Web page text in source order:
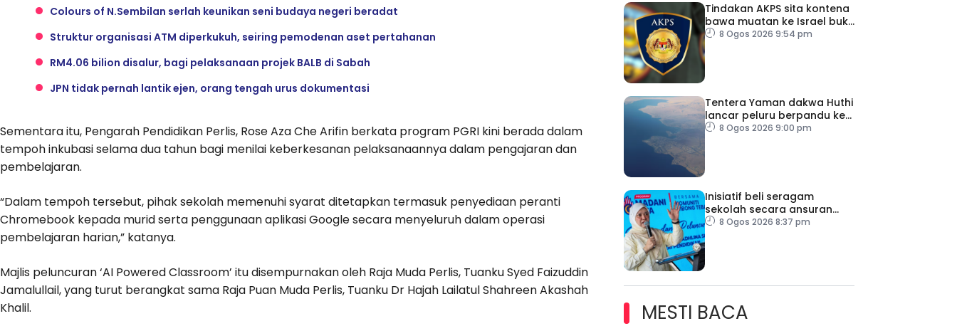
Colours of N.Sembilan serlah keunikan seni budaya negeri beradat
Struktur organisasi ATM diperkukuh, seiring pemodenan aset pertahanan
RM4.06 bilion disalur, bagi pelaksanaan projek BALB di Sabah
JPN tidak pernah lantik ejen, orang tengah urus dokumentasi
Sementara itu, Pengarah Pendidikan Perlis, Rose Aza Che Arifin berkata program PGRI kini berada dalam
tempoh inkubasi selama dua tahun bagi menilai keberkesanan pelaksanaannya dalam pengajaran dan
pembelajaran.
“Dalam tempoh tersebut, pihak sekolah memenuhi syarat ditetapkan termasuk penyediaan peranti
Chromebook kepada murid serta penggunaan aplikasi Google secara menyeluruh dalam operasi
pembelajaran harian,” katanya.
Majlis peluncuran ‘AI Powered Classroom’ itu disempurnakan oleh Raja Muda Perlis, Tuanku Syed Faizuddin
Jamalullail, yang turut berangkat sama Raja Puan Muda Perlis, Tuanku Dr Hajah Lailatul Shahreen Akashah
Khalil.
Tindakan AKPS sita kontena
bawa muatan ke Israel bukti
ketegasan Malaysia
8 Ogos 2026 9:54 pm
Tentera Yaman dakwa Huthi
lancar peluru berpandu ke
arah Laut Merah
8 Ogos 2026 9:00 pm
Inisiatif beli seragam
sekolah secara ansuran
ringankan beban ibu bapa
8 Ogos 2026 8:37 pm
MESTI BACA